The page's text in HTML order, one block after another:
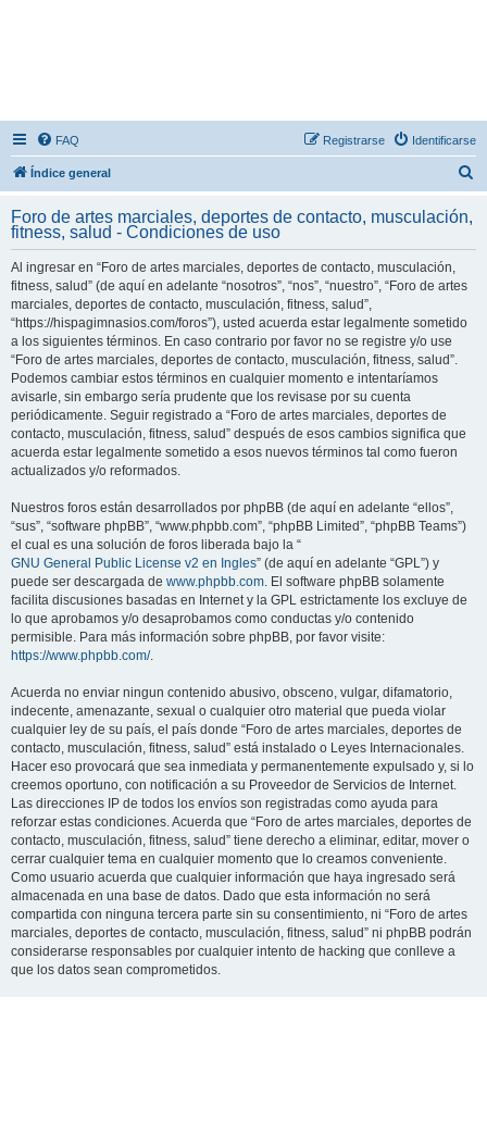
FAQ Identificarse
Registrarse
Índice general
c
Foro de artes marciales, deportes de contacto, musculación,
fitness, salud - Condiciones de uso
Al ingresar en “Foro de artes marciales, deportes de contacto, musculación,
fitness, salud” (de aquí en adelante “nosotros”, “nos”, “nuestro”, “Foro de artes
marciales, deportes de contacto, musculación, fitness, salud”,
“https://hispagimnasios.com/foros”), usted acuerda estar legalmente sometido
a los siguientes términos. En caso contrario por favor no se registre y/o use
“Foro de artes marciales, deportes de contacto, musculación, fitness, salud”.
Podemos cambiar estos términos en cualquier momento e intentaríamos
avisarle, sin embargo sería prudente que los revisase por su cuenta
periódicamente. Seguir registrado a “Foro de artes marciales, deportes de
contacto, musculación, fitness, salud” después de esos cambios significa que
acuerda estar legalmente sometido a esos nuevos términos tal como fueron
actualizados y/o reformados.
Nuestros foros están desarrollados por phpBB (de aquí en adelante “ellos”,
“sus”, “software phpBB”, “www.phpbb.com”, “phpBB Limited”, “phpBB Teams”)
el cual es una solución de foros liberada bajo la “
GNU General Public License v2 en Ingles” (de aquí en adelante “GPL”) y
puede ser descargada de www.phpbb.com. El software phpBB solamente
facilita discusiones basadas en Internet y la GPL estrictamente los excluye de
lo que aprobamos y/o desaprobamos como conductas y/o contenido
permisible. Para más información sobre phpBB, por favor visite:
https://www.phpbb.com/.
Acuerda no enviar ningun contenido abusivo, obsceno, vulgar, difamatorio,
indecente, amenazante, sexual o cualquier otro material que pueda violar
cualquier ley de su país, el país donde “Foro de artes marciales, deportes de
contacto, musculación, fitness, salud” está instalado o Leyes Internacionales.
Hacer eso provocará que sea inmediata y permanentemente expulsado y, si lo
creemos oportuno, con notificación a su Proveedor de Servicios de Internet.
Las direcciones IP de todos los envíos son registradas como ayuda para
reforzar estas condiciones. Acuerda que “Foro de artes marciales, deportes de
contacto, musculación, fitness, salud” tiene derecho a eliminar, editar, mover o
cerrar cualquier tema en cualquier momento que lo creamos conveniente.
Como usuario acuerda que cualquier información que haya ingresado será
almacenada en una base de datos. Dado que esta información no será
compartida con ninguna tercera parte sin su consentimiento, ni “Foro de artes
marciales, deportes de contacto, musculación, fitness, salud” ni phpBB podrán
considerarse responsables por cualquier intento de hacking que conlleve a
que los datos sean comprometidos.